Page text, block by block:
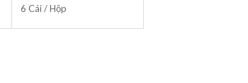
6 Cái / Hộp